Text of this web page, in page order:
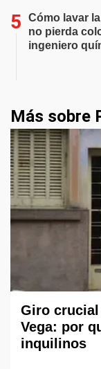
Cómo lavar
no pierda
ingeniero
Más sobre
Giro
Vega: por
inquilinos